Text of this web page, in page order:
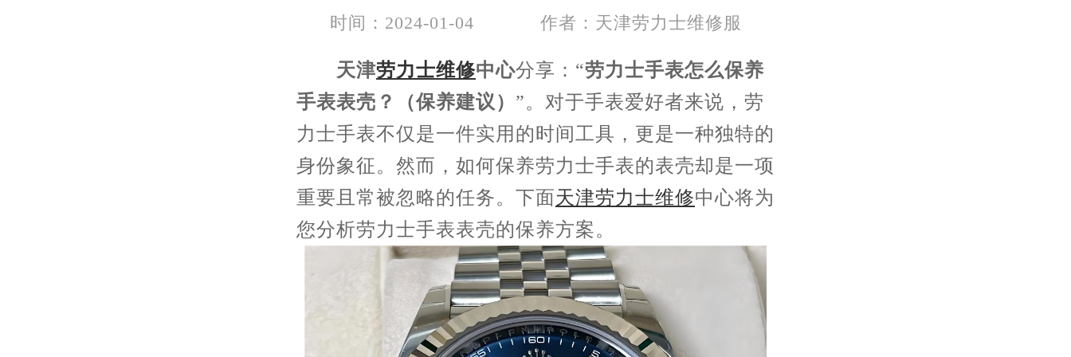
时间：2024-01-04 作者：天津劳力士维修服
天津劳力士维修中心分享：“劳力士手表怎么保养
手表表壳？（保养建议） ”。对于手表爱好者来说，劳
力士手表不仅是一件实用的时间工具，更是一种独特的
身份象征。然而，如何保养劳力士手表的表壳却是一项
重要且常被忽略的任务。下面天津劳力士维修中心将为
您分析劳力士手表表壳的保养方案。